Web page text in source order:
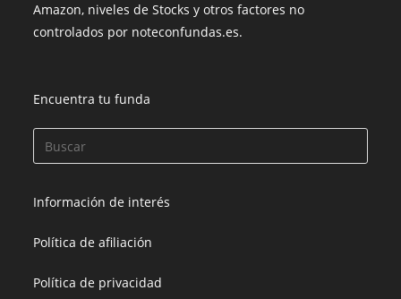
Amazon, niveles de Stocks y otros factores no
controlados por noteconfundas.es.
Encuentra tu funda
Información de interés
Política de afiliación
Política de privacidad